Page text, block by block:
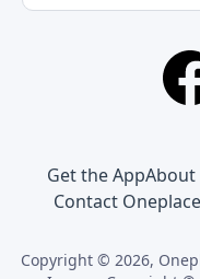
Get the AppAbout
Contact
Copyright © 2026,